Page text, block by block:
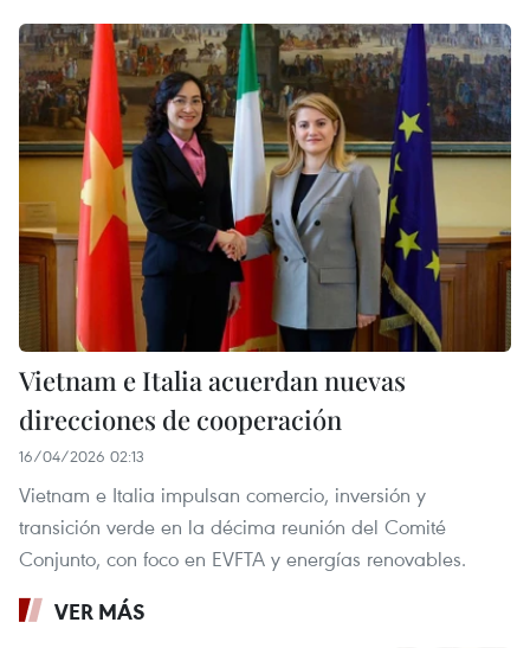
Vietnam e Italia acuerdan nuevas
direcciones de cooperación
16/04/2026 02:13
Vietnam e Italia impulsan comercio, inversión y
transición verde en la décima reunión del Comité
Conjunto, con foco en EVFTA y energías renovables.
VER MÁS